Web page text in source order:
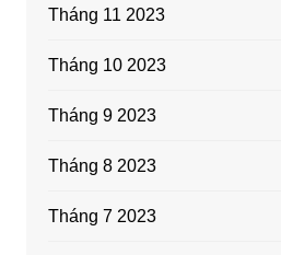
Tháng 11 2023
Tháng 10 2023
Tháng 9 2023
Tháng 8 2023
Tháng 7 2023